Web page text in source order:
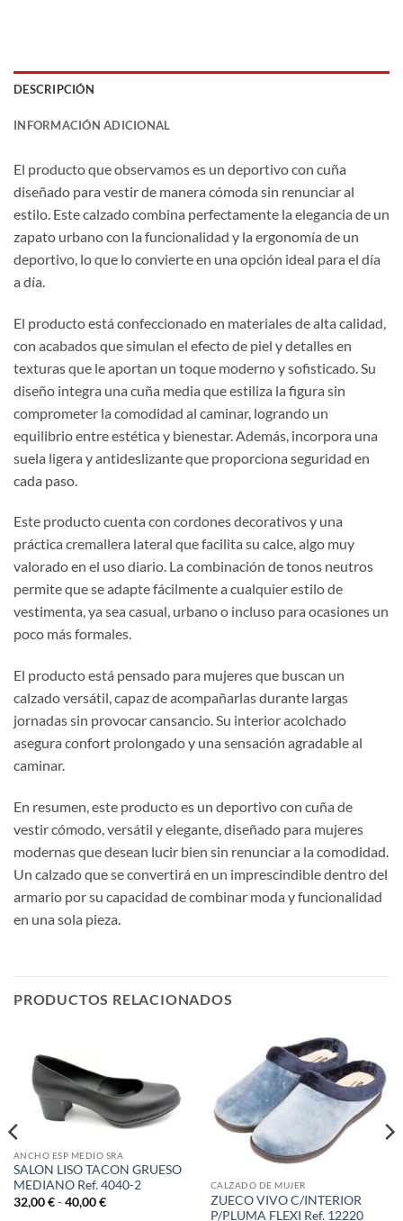
DESCRIPCIÓN
INFORMACIÓN ADICIONAL
El producto que observamos es un deportivo con cuña
diseñado para vestir de manera cómoda sin renunciar al
estilo. Este calzado combina perfectamente la elegancia de un
zapato urbano con la funcionalidad y la ergonomía de un
deportivo, lo que lo convierte en una opción ideal para el día
a día.
El producto está confeccionado en materiales de alta calidad,
con acabados que simulan el efecto de piel y detalles en
texturas que le aportan un toque moderno y sofisticado. Su
diseño integra una cuña media que estiliza la figura sin
comprometer la comodidad al caminar, logrando un
equilibrio entre estética y bienestar. Además, incorpora una
suela ligera y antideslizante que proporciona seguridad en
cada paso.
Este producto cuenta con cordones decorativos y una
práctica cremallera lateral que facilita su calce, algo muy
valorado en el uso diario. La combinación de tonos neutros
permite que se adapte fácilmente a cualquier estilo de
vestimenta, ya sea casual, urbano o incluso para ocasiones un
poco más formales.
El producto está pensado para mujeres que buscan un
calzado versátil, capaz de acompañarlas durante largas
jornadas sin provocar cansancio. Su interior acolchado
asegura confort prolongado y una sensación agradable al
caminar.
En resumen, este producto es un deportivo con cuña de
vestir cómodo, versátil y elegante, diseñado para mujeres
modernas que desean lucir bien sin renunciar a la comodidad.
Un calzado que se convertirá en un imprescindible dentro del
armario por su capacidad de combinar moda y funcionalidad
en una sola pieza.
PRODUCTOS RELACIONADOS
ANCHO ESP MEDIO SRA
SALON LISO TACON GRUESO
MEDIANO Ref. 4040-2
32,00€ - 40,00€Rango
CALZADO DE MUJER
ZUECO VIVO C/INTERIOR
P/PLUMA FLEXI Ref. 12220